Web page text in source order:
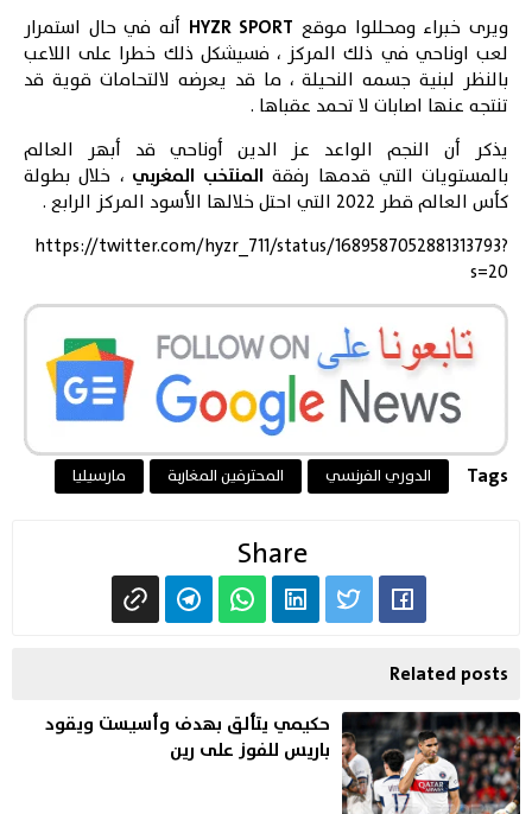
ويرى خبراء ومحللوا موقع HYZR SPORT أنه في حال استمرار
لعب اوناحي في ذلك المركز ، فسيشكل ذلك خطرا على اللاعب
بالنظر لبنية جسمه النحيلة ، ما قد يعرضه لالتحامات قوية قد
تنتجه عنها اصابات لا تحمد عقباها .
يذكر أن النجم الواعد عز الدين أوناحي قد أبهر العالم
بالمستويات التي قدمها رفقة المنتخب المغربي ، خلال بطولة
كأس العالم قطر 2022 التي احتل خلالها الأسود المركز الرابع .
https://twitter.com/hyzr_711/status/1689587052881313793?
s=20
Tags الدوري الفرنسي المحترفين المغاربة مارسيليا
Share
Related posts
حكيمي يتألق بهدف وأسيست ويقود
باريس للفوز على رين